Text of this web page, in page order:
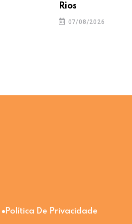
Rios
07/08/2026
Política De Privacidade